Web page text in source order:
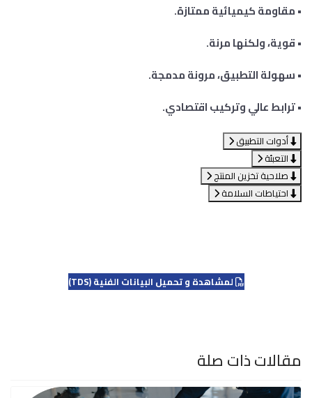
• مقاومة كيميائية ممتازة.
• قوية، ولكنها مرنة.
• سهولة التطبيق، مرونة مدمجة.
• ترابط عالي وتركيب اقتصادي.
لمشاهدة و تحميل البيانات الفنية (TDS)
مقالات ذات صلة